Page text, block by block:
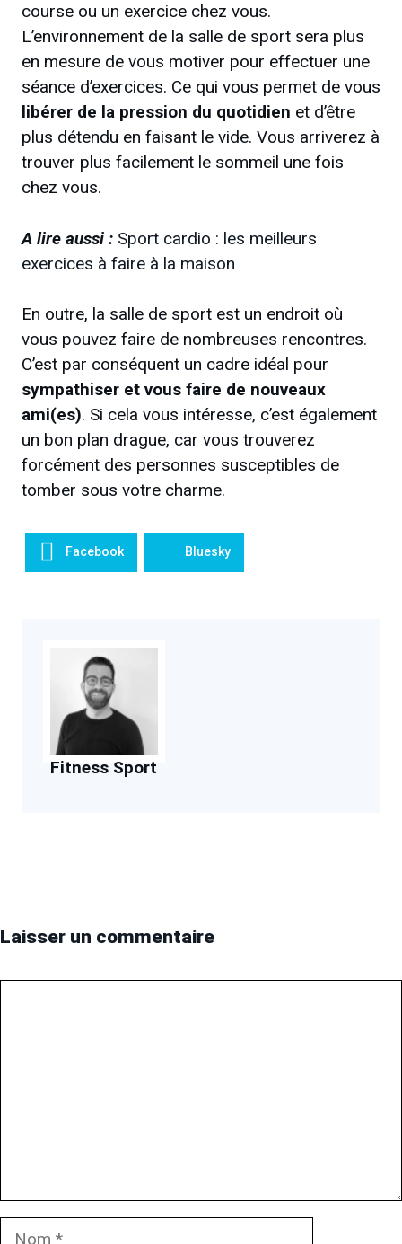
course ou un exercice chez vous.
L’environnement de la salle de sport sera plus
en mesure de vous motiver pour effectuer une
séance d’exercices. Ce qui vous permet de vous
libérer de la pression du quotidien et d’être
plus détendu en faisant le vide. Vous arriverez à
trouver plus facilement le sommeil une fois
chez vous.
A lire aussi : Sport cardio : les meilleurs
exercices à faire à la maison
En outre, la salle de sport est un endroit où
vous pouvez faire de nombreuses rencontres.
C’est par conséquent un cadre idéal pour
sympathiser et vous faire de nouveaux
ami(es). Si cela vous intéresse, c’est également
un bon plan drague, car vous trouverez
forcément des personnes susceptibles de
tomber sous votre charme.
Facebook Bluesky
Fitness Sport
Laisser un commentaire
Nom